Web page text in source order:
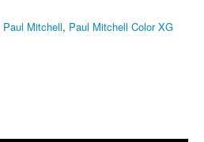
Paul Mitchell, Paul Mitchell Color XG